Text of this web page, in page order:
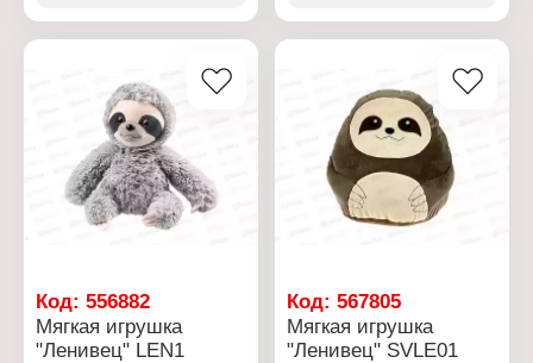
полотно, полиэфирное
волокно
Материал: текстильное
полотно, полиэфирное
волокно
Код: 556882
Мягкая игрушка
"Ленивец" LEN1
Код:567805
Мягкая игрушка
"Ленивец" SVLE01